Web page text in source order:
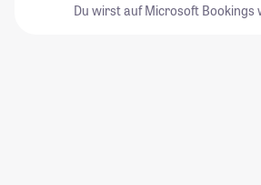
Du wirst auf Microsoft Bookings